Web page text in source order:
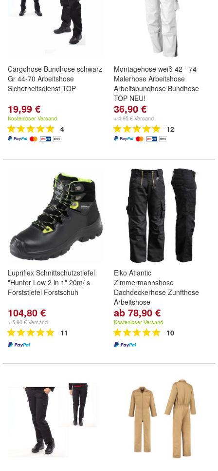
Cargohose Bundhose schwarz
Gr 44-70 Arbeitshose
Sicherheitsdienst TOP
19,99 €
Kostenloser Versand
4
Montagehose weiß 42 - 74
Malerhose Arbeitshose
Arbeitsbundhose Bundhose
TOP NEU!
36,90 €
+ 4,95 € Versand
12
Lupriflex Schnittschutzstiefel
"Hunter Low 2 in 1" 20m/ s
Forststiefel Forstschuh
104,80 €
+ 5,90 € Versand
11
Eiko Atlantic
Zimmermannshose
Dachdeckerhose Zunfthose
Arbeitshose
ab 78,90 €
Kostenloser Versand
10